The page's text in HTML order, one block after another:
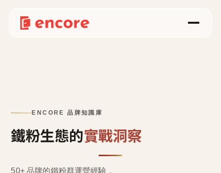
ENCORE 品牌知識庫
鐵粉生態的實戰洞察
50+ 品牌的鐵粉群運營經驗，